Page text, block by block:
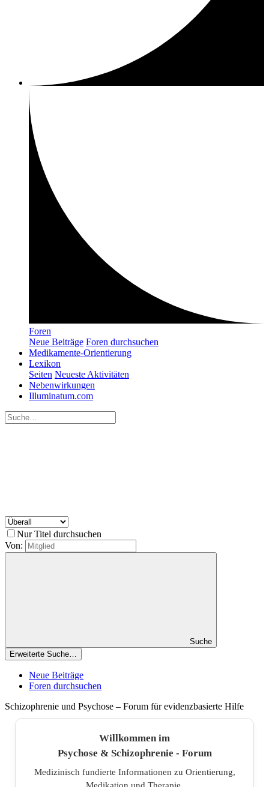
Foren
Neue Beiträge Foren durchsuchen
Medikamente-Orientierung
Lexikon
Seiten Neueste Aktivitäten
Nebenwirkungen
Illuminatum.com
Nur Titel durchsuchen
Von:
Suche
Erweiterte Suche…
Neue Beiträge
Foren durchsuchen
Schizophrenie und Psychose – Forum für evidenzbasierte Hilfe
Willkommen im
Psychose & Schizophrenie - Forum
Medizinisch fundierte Informationen zu Orientierung,
Medikation und Therapie.